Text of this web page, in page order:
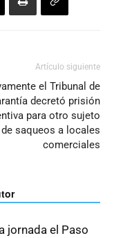
Artículo siguiente
el Tribunal de
decretó prisión
para otro sujeto
saqueos a locales
comerciales
jornada el Paso